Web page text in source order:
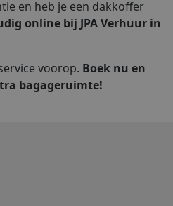
en heb je een dakkoffer
online bij JPA Verhuur in
voorop. Boek nu en
bagageruimte!